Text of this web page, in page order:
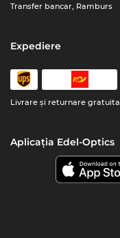
Transfer bancar, Ramburs
Expediere
Livrare şi returnare gratuita
Aplicația Edel-Optics